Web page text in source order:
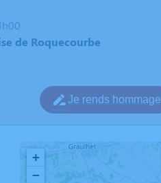
de Roquecourbe
Je rends hommage
+
−